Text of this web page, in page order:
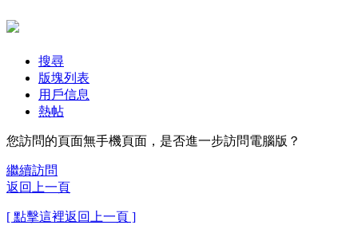
搜尋
版塊列表
用戶信息
熱帖
您訪問的頁面無手機頁面，是否進一步訪問電腦版？
繼續訪問
返回上一頁
[ 點擊這裡返回上一頁 ]